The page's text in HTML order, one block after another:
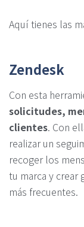
Aquí tienes las
Zendesk
Con esta
solicitudes,
clientes. Con
realizar un
recoger los
tu marca y crear
más frecuentes.